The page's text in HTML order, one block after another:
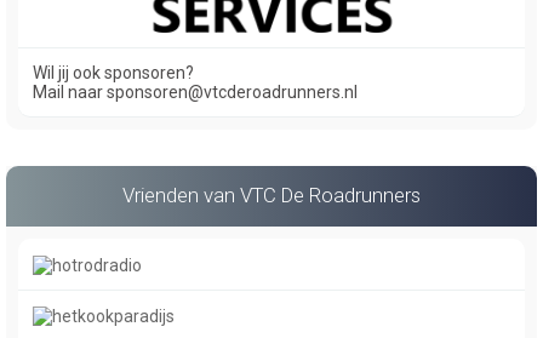
Wil jij ook sponsoren?
Mail naar sponsoren@vtcderoadrunners.nl
Vrienden van VTC De Roadrunners